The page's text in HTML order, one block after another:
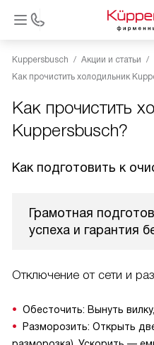
Kuppersbusch
Акции и статьи
Как прочистить холодильник
Как прочистить
Kuppersbusch?
Как подготовить к
Грамотная
успеха и гарантия
Отключение от сети и
Обесточить: Вынуть
Разморозить: Открыть